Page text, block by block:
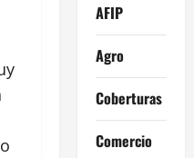
AFIP
Agro
Coberturas
Comercio